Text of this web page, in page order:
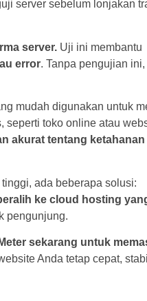
server sebelum lonjakan
server. Uji ini membantu
error. Tanpa pengujian ini,
mudah digunakan untuk
seperti toko online atau
akurat tentang ketahanan
ada beberapa solusi:
ke cloud hosting
pengunjung.
sekarang untuk
Anda tetap cepat,